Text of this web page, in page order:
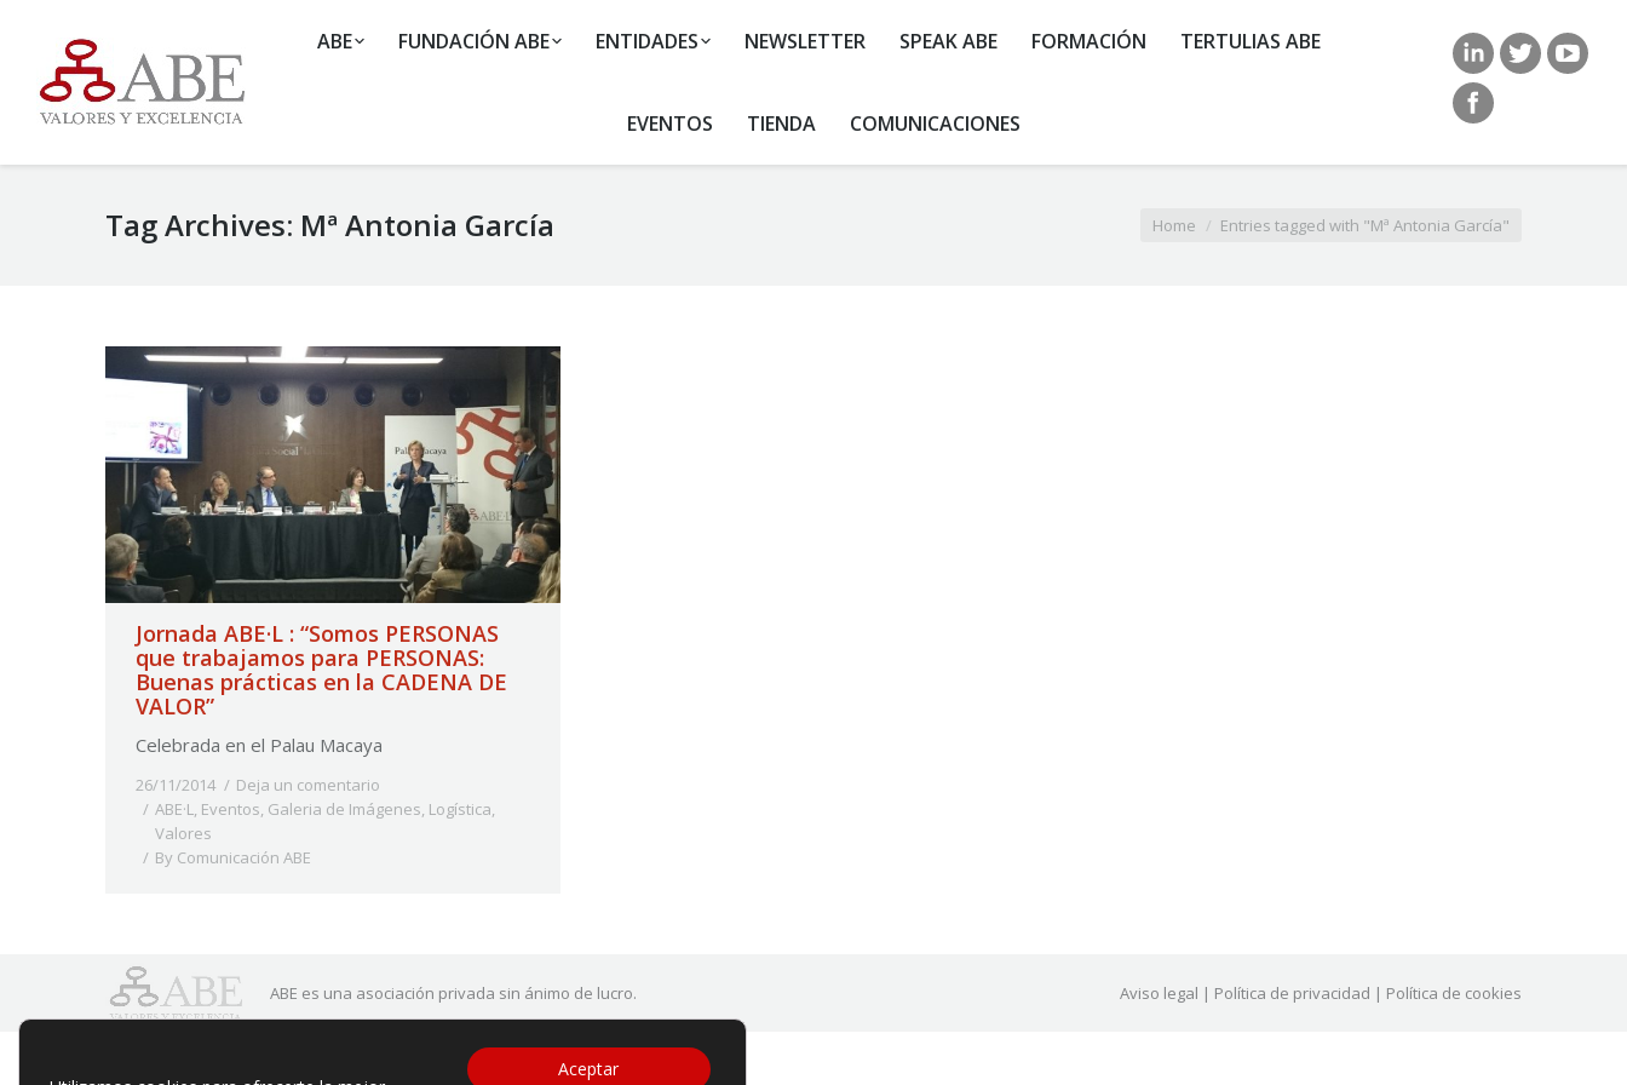
ABE FUNDACIÓN ABE ENTIDADES NEWSLETTER SPEAK ABE FORMACIÓN TERTULIAS ABE
EVENTOS TIENDA COMUNICACIONES
Tag Archives: Mª Antonia García Home Entries tagged with "Mª Antonia García"
Jornada ABE·L : “Somos PERSONAS
que trabajamos para PERSONAS:
Buenas prácticas en la CADENA DE
VALOR”
Celebrada en el Palau Macaya
26/11/2014
Deja un comentario
ABE·L, Eventos, Galeria de Imágenes, Logística,
Valores
By Comunicación ABE
ABE es una asociación privada sin ánimo de lucro. Aviso legal | Política de privacidad | Política de cookies
Aceptar